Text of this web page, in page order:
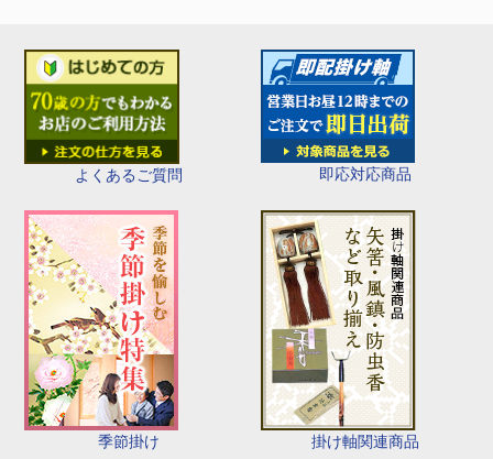
よくあるご質問 即応対応商品
季節掛け 掛け軸関連商品